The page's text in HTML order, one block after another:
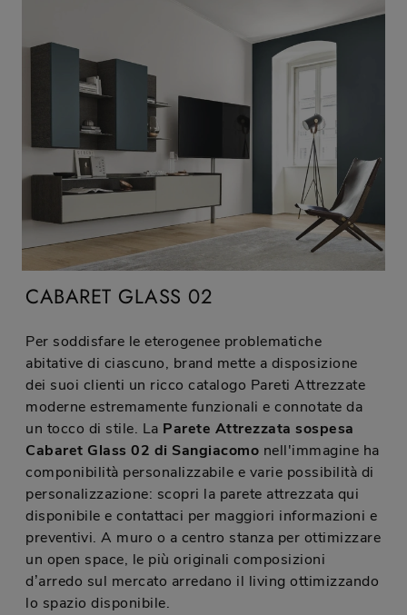
CABARET GLASS 02
Per soddisfare le eterogenee problematiche
abitative di ciascuno, brand mette a disposizione
dei suoi clienti un ricco catalogo Pareti Attrezzate
moderne estremamente funzionali e connotate da
un tocco di stile. La Parete Attrezzata sospesa
Cabaret Glass 02 di Sangiacomo nell'immagine ha
componibilità personalizzabile e varie possibilità di
personalizzazione: scopri la parete attrezzata qui
disponibile e contattaci per maggiori informazioni e
preventivi. A muro o a centro stanza per ottimizzare
un open space, le più originali composizioni
d’arredo sul mercato arredano il living ottimizzando
lo spazio disponibile.